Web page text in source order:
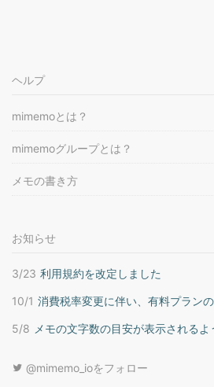
ヘルプ
mimemoとは？
mimemoグループとは？
メモの書き方
お知らせ
3/23 利用規約を改定しました
10/1 消費税率変更に伴い、有料プラン
5/8 メモの文字数の目安が表示されるよ
@mimemo_ioをフォロー